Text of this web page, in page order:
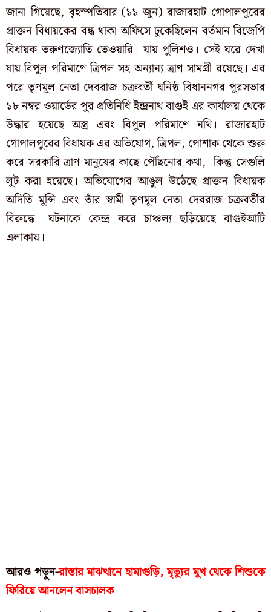
জানা গিয়েছে, বৃহস্পতিবার (১১ জুন) রাজারহাট গোপালপুরের
প্রাক্তন বিধায়কের বন্ধ থাকা অফিসে ঢুকেছিলেন বর্তমান বিজেপি
বিধায়ক তরুণজ্যোতি তেওয়ারি। যায় পুলিশও। সেই ঘরে দেখা
যায় বিপুল পরিমাণে ত্রিপল সহ অন্যান্য ত্রাণ সামগ্রী রয়েছে। এর
পরে তৃণমূল নেতা দেবরাজ চক্রবর্তী ঘনিষ্ঠ বিধাননগর পুরসভার
১৮ নম্বর ওয়ার্ডের পুর প্রতিনিধি ইন্দ্রনাথ বাগুই এর কার্যালয় থেকে
উদ্ধার হয়েছে অস্ত্র এবং বিপুল পরিমাণে নথি। রাজারহাট
গোপালপুরের বিধায়ক এর অভিযোগ, ত্রিপল, পোশাক থেকে শুরু
করে সরকারি ত্রাণ মানুষের কাছে পৌঁছনোর কথা, কিন্তু সেগুলি
লুট করা হয়েছে। অভিযোগের আঙুল উঠেছে প্রাক্তন বিধায়ক
অদিতি মুন্সি এবং তাঁর স্বামী তৃণমূল নেতা দেবরাজ চক্রবর্তীর
বিরুদ্ধে। ঘটনাকে কেন্দ্র করে চাঞ্চল্য ছড়িয়েছে বাগুইআটি
এলাকায়।
আরও পড়ুন-রাস্তার মাঝখানে হামাগুড়ি, মৃত্যুর মুখ থেকে শিশুকে
ফিরিয়ে আনলেন বাসচালক